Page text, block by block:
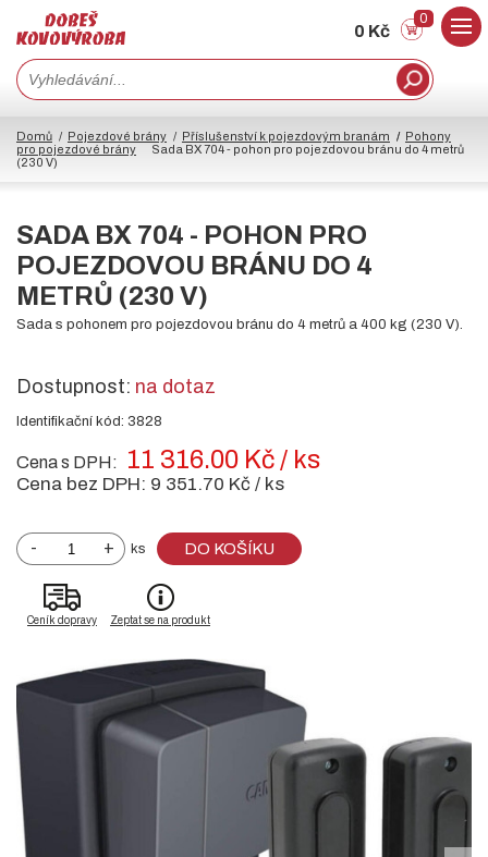
0 Kč
0
Domů Pojezdové brány Příslušenství k pojezdovým branám
Pohony
pro pojezdové brány
Sada BX 704 - pohon pro pojezdovou bránu do 4 metrů
(230 V)
SADA BX 704 - POHON PRO
POJEZDOVOU BRÁNU DO 4
METRŮ (230 V)
Sada s pohonem pro pojezdovou bránu do 4 metrů a 400 kg (230 V).
Dostupnost: na dotaz
Identifikační kód: 3828
Cena s DPH: 11 316.00 Kč / ks
Cena bez DPH: 9 351.70 Kč / ks
- + ks DO KOŠÍKU
Ceník dopravy Zeptat se na produkt